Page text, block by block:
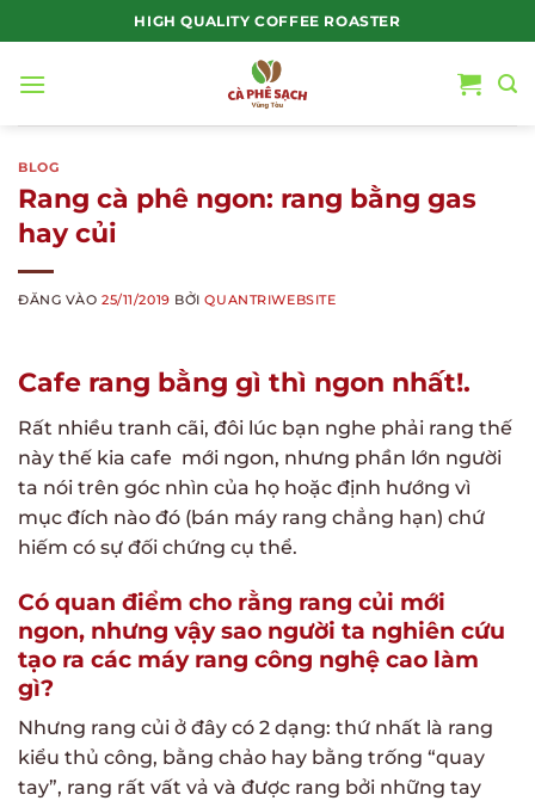
qua
nội
HIGH QUALITY COFFEE ROASTER
BLOG
Rang cà phê ngon: rang bằng gas
hay củi
ĐĂNG VÀO25/11/2019 BỞIQUANTRIWEBSITE
Cafe rang bằng gì thì ngon nhất!.
Rất nhiều tranh cãi, đôi lúc bạn nghe phải rang thế
này thế kia cafe mới ngon, nhưng phần lớn người
ta nói trên góc nhìn của họ hoặc định hướng vì
mục đích nào đó (bán máy rang chẳng hạn) chứ
hiếm có sự đối chứng cụ thể.
Có quan điểm cho rằng rang củi mới
ngon, nhưng vậy sao người ta nghiên cứu
tạo ra các máy rang công nghệ cao làm
gì?
Nhưng rang củi ở đây có 2 dạng: thứ nhất là rang
kiểu thủ công, bằng chảo hay bằng trống “quay
tay”, rang rất vất vả và được rang bởi những tay